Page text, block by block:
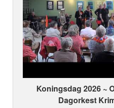
Koningsdag 2026 ~
Dagorkest